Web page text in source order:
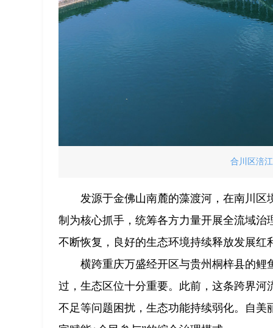
合川区涪
发源于金佛山南麓的藻渡河，在南川区
制为核心抓手，统筹各方力量开展全流域
不断恢复，良好的生态环境持续释放发展红
横跨重庆万盛经开区与贵州桐梓县的鲤
过，生态区位十分重要。此前，这条跨界
不足等问题困扰，生态功能持续弱化。自